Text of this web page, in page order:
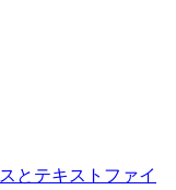
とテキストファイ